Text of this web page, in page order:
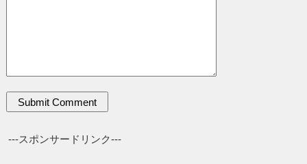
---スポンサードリンク---